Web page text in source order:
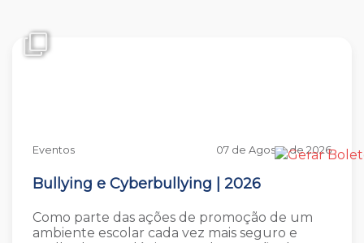
Eventos 07 de Agosto de 2026
Bullying e Cyberbullying | 2026
Como parte das ações de promoção de um
ambiente escolar cada vez mais seguro e